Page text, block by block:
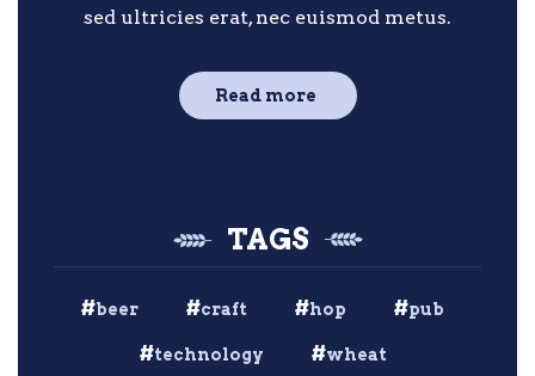
sed ultricies erat, nec euismod metus.
Read more
TAGS
beer craft hop pub
technology wheat